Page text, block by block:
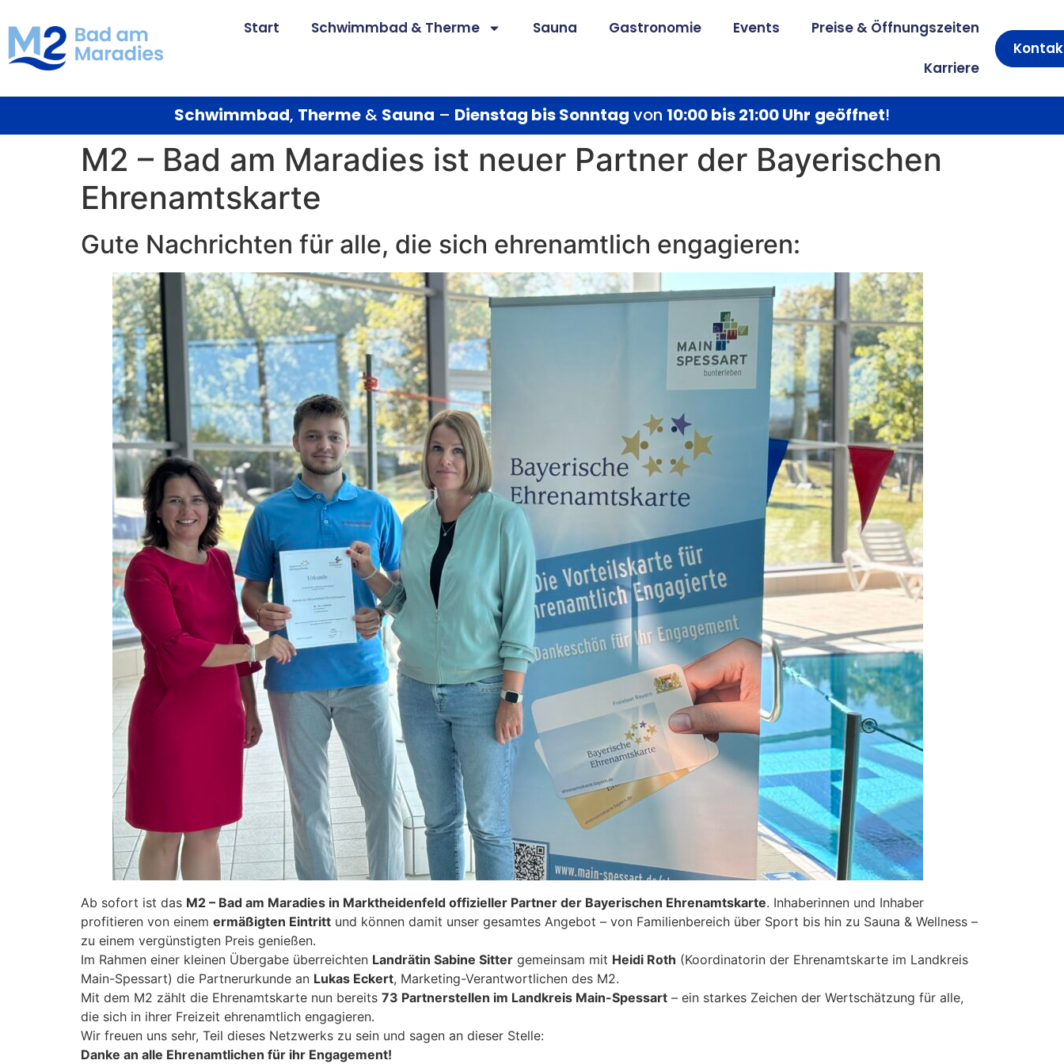
Start Schwimmbad & Therme Sauna Gastronomie Events Preise & Öffnungszeiten
Karriere
Schwimmbad, Therme & Sauna – Dienstag bis Sonntag von 10:00 bis 21:00 Uhr geöffnet!
M2 – Bad am Maradies ist neuer Partner der Bayerischen
Ehrenamtskarte
Gute Nachrichten für alle, die sich ehrenamtlich engagieren:
Ab sofort ist das M2 – Bad am Maradies in Marktheidenfeld offizieller Partner der Bayerischen Ehrenamtskarte. Inhaberinnen und Inhaber
profitieren von einem ermäßigten Eintritt und können damit unser gesamtes Angebot – von Familienbereich über Sport bis hin zu Sauna & Wellness –
zu einem vergünstigten Preis genießen.
Im Rahmen einer kleinen Übergabe überreichten Landrätin Sabine Sitter gemeinsam mit Heidi Roth (Koordinatorin der Ehrenamtskarte im Landkreis
Main-Spessart) die Partnerurkunde an Lukas Eckert, Marketing-Verantwortlichen des M2.
Mit dem M2 zählt die Ehrenamtskarte nun bereits 73 Partnerstellen im Landkreis Main-Spessart – ein starkes Zeichen der Wertschätzung für alle,
die sich in ihrer Freizeit ehrenamtlich engagieren.
Wir freuen uns sehr, Teil dieses Netzwerks zu sein und sagen an dieser Stelle:
Danke an alle Ehrenamtlichen für ihr Engagement!